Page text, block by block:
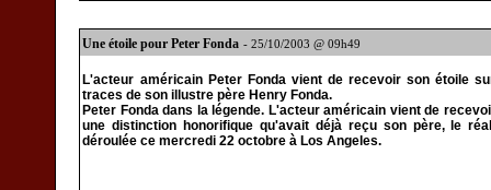
Une étoile pour Peter Fonda - 25/10/2003 @ 09h49
L'acteur américain Peter Fonda vient de recevoir son étoile
traces de son illustre père Henry Fonda.
Peter Fonda dans la légende. L'acteur américain vient de
une distinction honorifique qu'avait déjà reçu son père, le
déroulée ce mercredi 22 octobre à Los Angeles.